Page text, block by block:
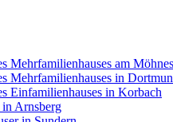
Mehrfamilienhauses am
Mehrfamilienhauses in
Einfamilienhauses in Korbach
Arnsberg